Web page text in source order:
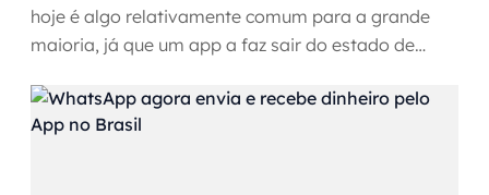
hoje é algo relativamente comum para a grande
maioria, já que um app a faz sair do estado de